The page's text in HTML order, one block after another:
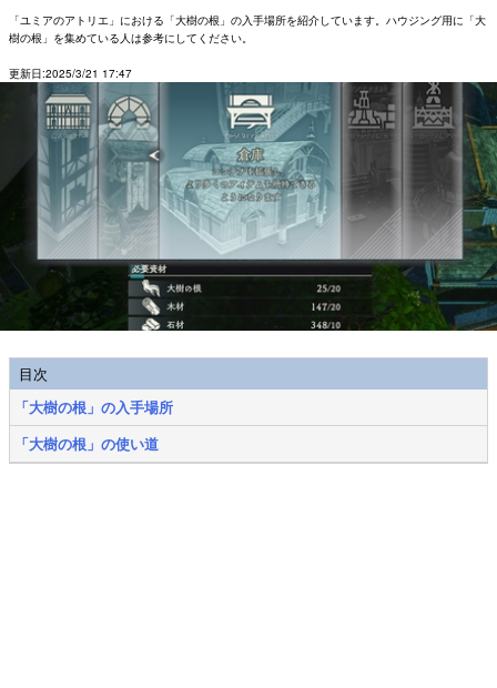
「ユミアのアトリエ」における「大樹の根」の入手場所を紹介しています。ハウジング用に「大
樹の根」を集めている人は参考にしてください。
更新日:2025/3/21 17:47
目次
「大樹の根」の入手場所
「大樹の根」の使い道